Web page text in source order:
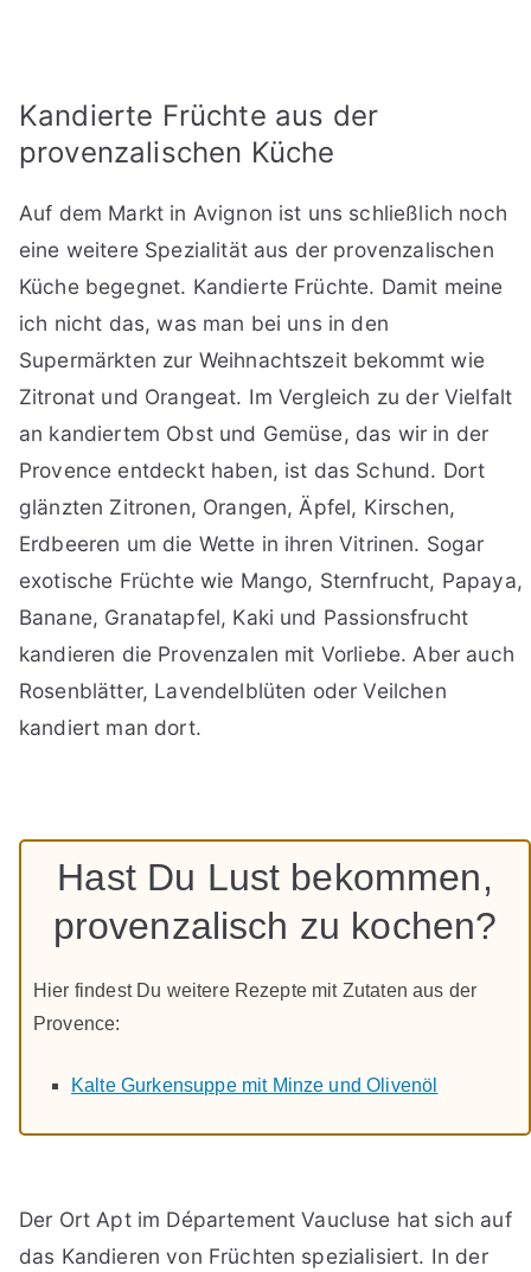
Kandierte Früchte aus der
provenzalischen Küche
Auf dem Markt in Avignon ist uns schließlich noch
eine weitere Spezialität aus der provenzalischen
Küche begegnet. Kandierte Früchte. Damit meine
ich nicht das, was man bei uns in den
Supermärkten zur Weihnachtszeit bekommt wie
Zitronat und Orangeat. Im Vergleich zu der Vielfalt
an kandiertem Obst und Gemüse, das wir in der
Provence entdeckt haben, ist das Schund. Dort
glänzten Zitronen, Orangen, Äpfel, Kirschen,
Erdbeeren um die Wette in ihren Vitrinen. Sogar
exotische Früchte wie Mango, Sternfrucht, Papaya,
Banane, Granatapfel, Kaki und Passionsfrucht
kandieren die Provenzalen mit Vorliebe. Aber auch
Rosenblätter, Lavendelblüten oder Veilchen
kandiert man dort.
Hast Du Lust bekommen,
provenzalisch zu kochen?
Hier findest Du weitere Rezepte mit Zutaten aus der
Provence:
Kalte Gurkensuppe mit Minze und Olivenöl
Der Ort Apt im Département Vaucluse hat sich auf
das Kandieren von Früchten spezialisiert. In der